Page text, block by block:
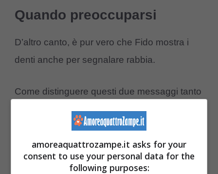
Quando preoccuparsi
D’altro canto, è pur vero che Fido mostra i
denti anche per segnalare rabbia.
Come distinguere questi due messaggi tanto
diversi? Occorre considerare
complessivamente il linguaggio del corpo
dell’animale.
amoreaquattrozampe.it asks for your
consent to use your personal data for the
following purposes: